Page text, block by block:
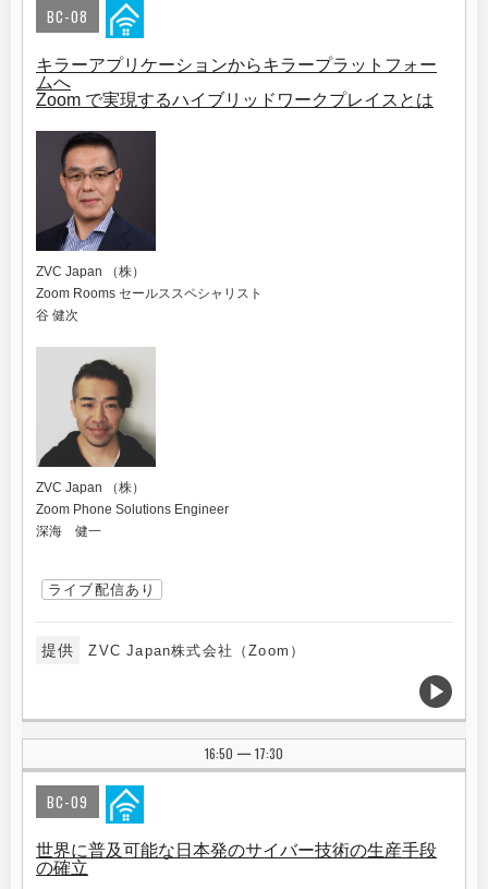
BC-08
キラーアプリケーションからキラープラットフォー
ムへ
Zoom で実現するハイブリッドワークプレイスとは
ZVC Japan （株）
Zoom Rooms セールススペシャリスト
谷 健次
ZVC Japan （株）
Zoom Phone Solutions Engineer
深海 健一
ライブ配信あり
提供 ZVC Japan株式会社（Zoom）
16:50 | 17:30
BC-09
世界に普及可能な日本発のサイバー技術の生産手段
の確立